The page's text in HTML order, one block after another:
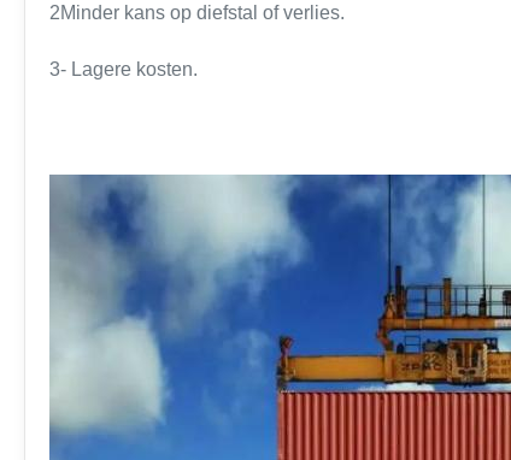
2Minder kans op diefstal of verlies.
3- Lagere kosten.